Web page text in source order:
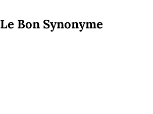
Le Bon Synonyme